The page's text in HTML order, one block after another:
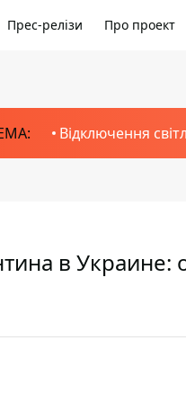
Прес-релізи Про проект
Відключення
в